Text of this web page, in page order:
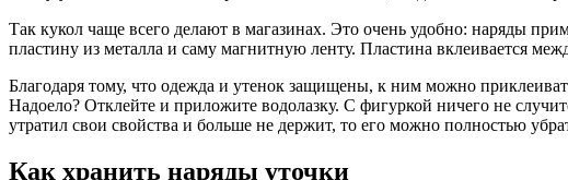
Так кукол чаще всего делают в магазинах. Это очень удобно: наряды
пластину из металла и саму магнитную ленту. Пластина вклеивается
Благодаря тому, что одежда и утенок защищены, к ним можно
Надоело? Отклейте и приложите водолазку. С фигуркой ничего не
утратил свои свойства и больше не держит, то его можно полностью
Как хранить наряды уточки